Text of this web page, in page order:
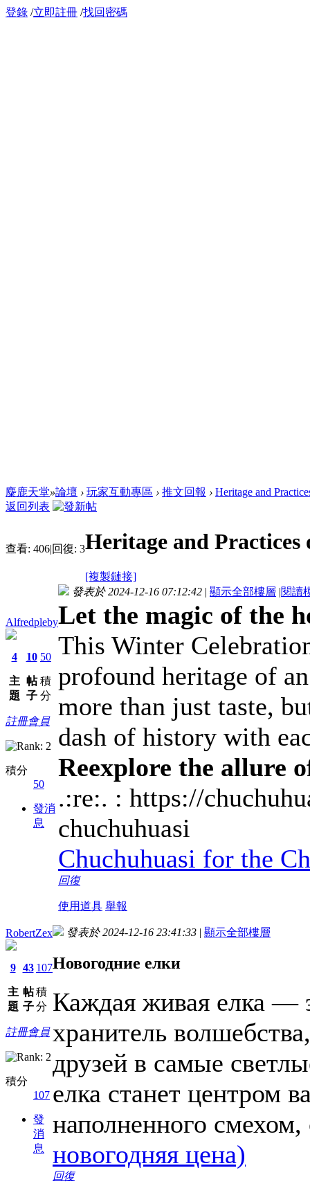
登錄 /立即註冊 /找回密碼
麋鹿天堂»論壇 › 玩家互動專區 › 推文回報 › Heritage and
返回列表
查看: 406|回復: 3Heritage and Practices
[複製鏈接]
Alfredpleby
4
主
題
10
帖
子
50
積
分
註冊會員
積分
50
發消
息
發表於 2024-12-16 07:12:42 | 顯示全部樓層 |閱讀
Let the magic of the
This Winter
profound heritage of
more than just taste,
dash of history with
Reexplore the allure
.:re:. : https://
chuchuhuasi
Chuchuhuasi for the
回復
使用道具 舉報
RobertZex
9
主
題
43
帖
子
107
積
分
註冊會員
積分
107
發
消
息
發表於 2024-12-16 23:41:33 | 顯示全部樓層
Новогодние елки
Каждая живая елка —
хранитель
друзей в самые
елка станет центром
наполненного
новогодняя цена)
回復